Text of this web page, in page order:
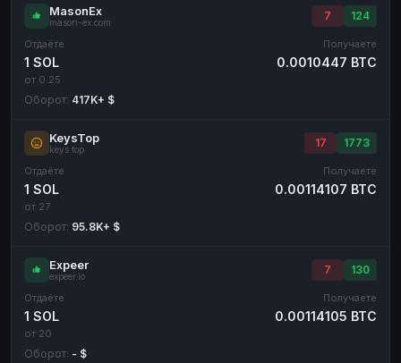
MasonEx
mason-ex.com
7 124
Отдаёте
1 SOL
от 0.25
Получаете
0.0010447 BTC
Оборот: 417K+ $
KeysTop
keys.top
17 1773
Отдаёте
1 SOL
от 27
Получаете
0.00114107 BTC
Оборот: 95.8K+ $
Expeer
expeer.io
7 130
Отдаёте
1 SOL
от 20
Получаете
0.00114105 BTC
Оборот: - $